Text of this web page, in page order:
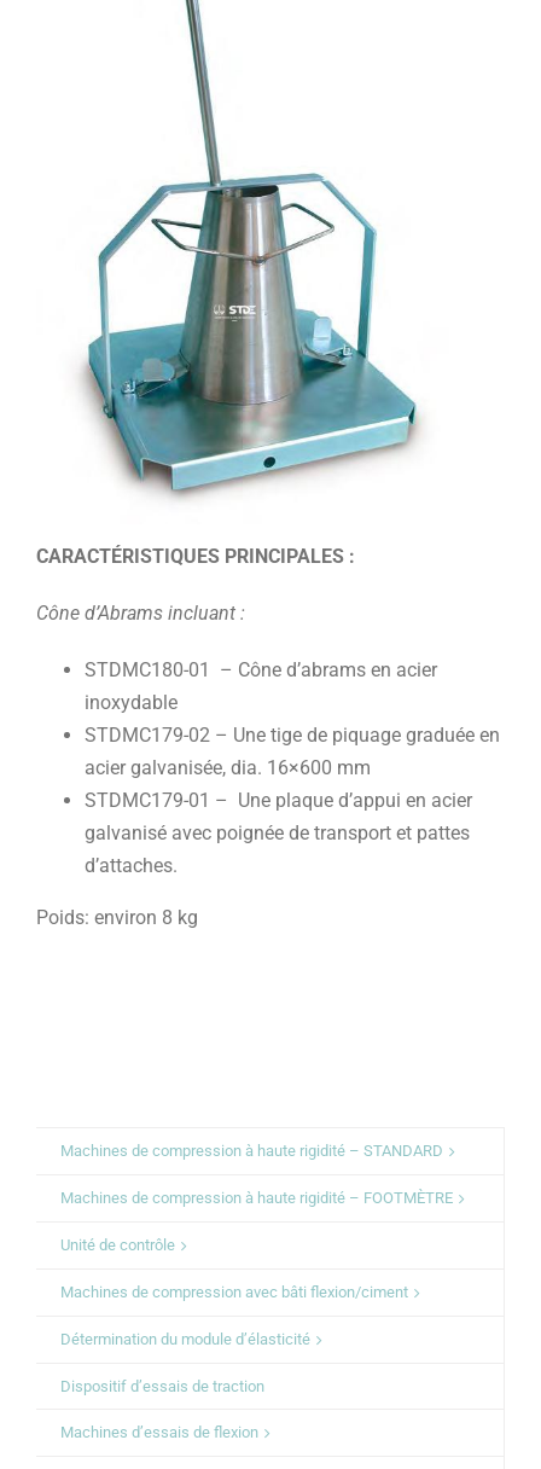
CARACTÉRISTIQUES PRINCIPALES :
Cône d’Abrams incluant :
STDMC180-01 – Cône d’abrams en acier
inoxydable
STDMC179-02 – Une tige de piquage graduée en
acier galvanisée, dia. 16×600 mm
STDMC179-01 – Une plaque d’appui en acier
galvanisé avec poignée de transport et pattes
d’attaches.
Poids: environ 8 kg
Machines de compression à haute rigidité – STANDARD
Machines de compression à haute rigidité – FOOTMÈTRE
Unité de contrôle
Machines de compression avec bâti flexion/ciment
Détermination du module d’élasticité
Dispositif d’essais de traction
Machines d’essais de flexion